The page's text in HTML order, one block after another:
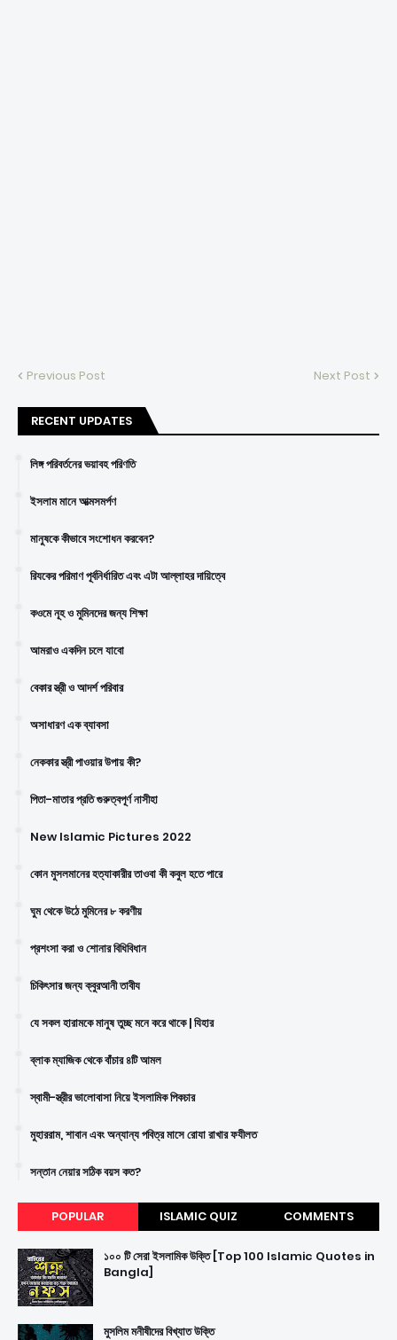
Previous Post Next Post
RECENT UPDATES
লিঙ্গ পরিবর্তনের ভয়াবহ পরিণতি
ইসলাম মানে আত্মসমর্পণ
মানুষকে কীভাবে সংশোধন করবেন?
রিযকের পরিমাণ পূর্বনির্ধারিত এবং এটা আল্লাহর দায়িত্বে
কওমে নূহ ও মুমিনদের জন্য শিক্ষা
আমরাও একদিন চলে যাবো
বেকার স্ত্রী ও আদর্শ পরিবার
অসাধারণ এক ব্যাবসা
নেককার স্ত্রী পাওয়ার উপায় কী?
পিতা-মাতার প্রতি গুরুত্বপূর্ণ নাসীহা
New Islamic Pictures 2022
কোন মুসলমানের হত্যাকারীর তাওবা কী কবুল হতে পারে
ঘুম থেকে উঠে মুমিনের ৮ করণীয়
প্রশংসা করা ও শোনার বিধিবিধান
চিকিৎসার জন্য ক্বুরআনী তাবীয
যে সকল হারামকে মানুষ তুচ্ছ মনে করে থাকে | যিহার
ব্লাক ম্যাজিক থেকে বাঁচার ৪টি আমল
স্বামী-স্ত্রীর ভালোবাসা নিয়ে ইসলামিক পিকচার
মুহাররাম, শাবান এবং অন্যান্য পবিত্র মাসে রোযা রাখার ফযীলত
সন্তান নেয়ার সঠিক বয়স কত?
POPULAR ISLAMIC QUIZ COMMENTS
১০০ টি সেরা ইসলামিক উক্তি [Top 100 Islamic Quotes in
Bangla]
মুসলিম মনীষীদের বিখ্যাত উক্তি